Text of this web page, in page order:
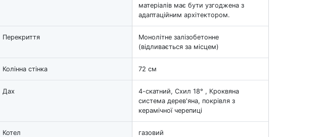
матеріалів має бути узгоджена з
адаптаційним архітектором.
Перекриття
Монолітне залізобетонне
(відливається за місцем)
Колінна стінка 72 см
Дах
4-скатний, Схил 18° , Кроквяна
система дерев'яна, покрівля з
керамічної черепиці
Котел газовий